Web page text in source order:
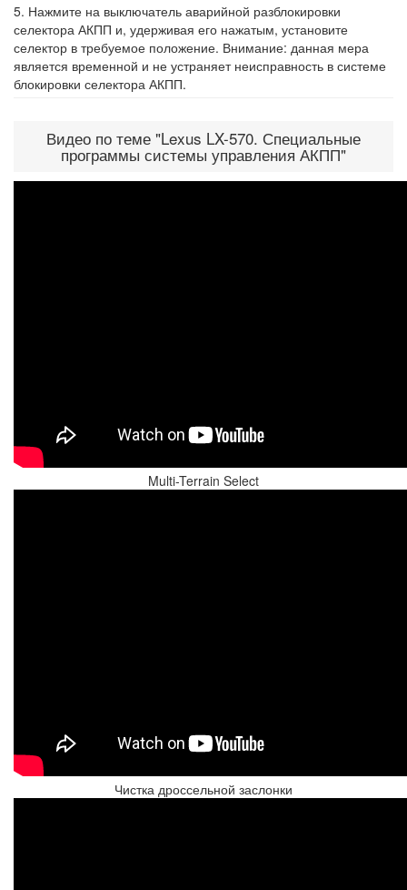
5. Нажмите на выключатель аварийной разблокировки
селектора АКПП и, удерживая его нажатым, установите
селектор в требуемое положение. Внимание: данная мера
является временной и не устраняет неисправность в системе
блокировки селектора АКПП.
Видео по теме "Lexus LX-570. Специальные
программы системы управления АКПП"
Multi-Terrain Select
Чистка дроссельной заслонки